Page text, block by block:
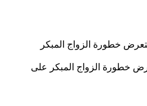
خطورة الزواج المبكر على